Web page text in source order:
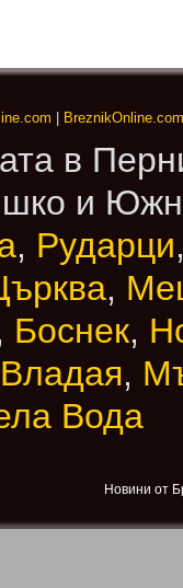
| BreznikOnline.com
в
и
, Рударци
,
Боснек,
Владая,
Вода
Новини от